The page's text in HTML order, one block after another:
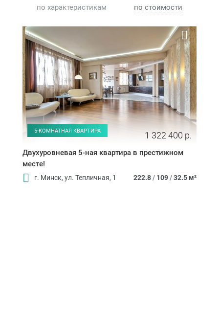
по характеристикам по стоимости
5-КОМНАТНАЯ КВАРТИРА 1 322 400 р.
Двухуровневая 5-ная квартира в престижном
месте!
г. Минск, ул. Тепличная, 1 222.8/ 109/32.5 м²